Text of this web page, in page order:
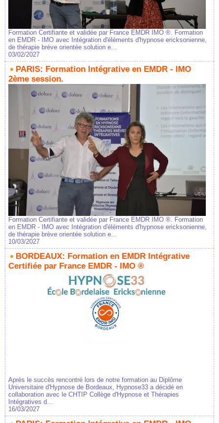
Formation Certifiante et validée par France EMDR IMO ®. Formation
en EMDR - IMO avec Intégration d'éléments d'hypnose ericksonienne,
de thérapie brève orientée solution e...
03/02/2027
PARIS: Formation Intégrative en EMDR - IMO
2ème session.
Formation Certifiante et validée par France EMDR IMO ®. Formation
en EMDR - IMO avec Intégration d'éléments d'hypnose ericksonienne,
de thérapie brève orientée solution e...
10/03/2027
BORDEAUX: Formation en EMDR Intégrative
Certifiée par France EMDR - IMO ®
Après le succès rencontré lors de notre formation au Diplôme
Universitaire d'Hypnose de Bordeaux, Hypnose33 a décidé en
collaboration avec le CHTIP Collège d'Hypnose et Thérapies
Intégratives d...
16/03/2027